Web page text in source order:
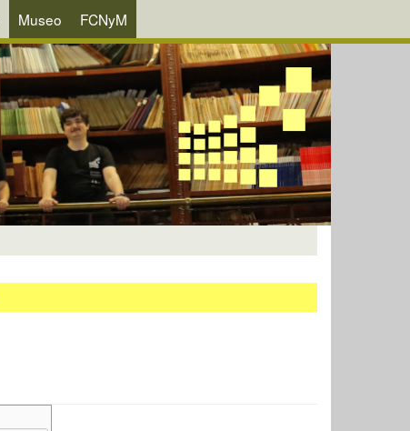
Museo FCNyM